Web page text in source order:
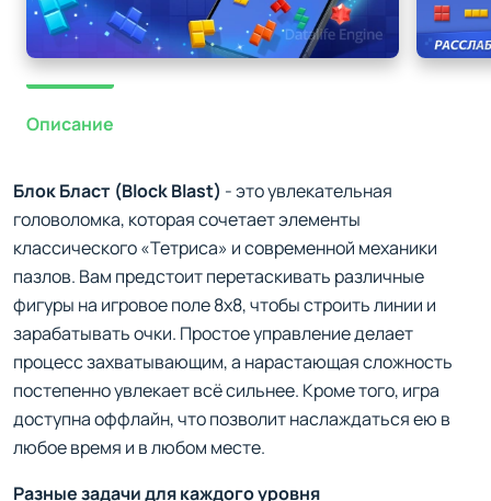
Описание
Блок Бласт (Block Blast) - это увлекательная
головоломка, которая сочетает элементы
классического «Тетриса» и современной механики
пазлов. Вам предстоит перетаскивать различные
фигуры на игровое поле 8x8, чтобы строить линии и
зарабатывать очки. Простое управление делает
процесс захватывающим, а нарастающая сложность
постепенно увлекает всё сильнее. Кроме того, игра
доступна оффлайн, что позволит наслаждаться ею в
любое время и в любом месте.
Разные задачи для каждого уровня